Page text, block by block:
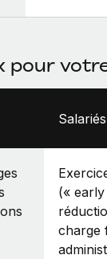
pour
(«
charge